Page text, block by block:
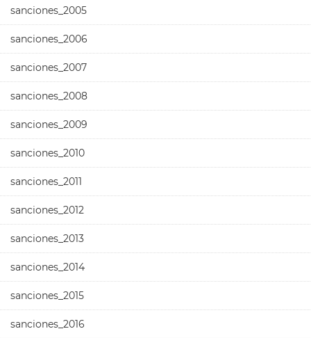
sanciones_2005
sanciones_2006
sanciones_2007
sanciones_2008
sanciones_2009
sanciones_2010
sanciones_2011
sanciones_2012
sanciones_2013
sanciones_2014
sanciones_2015
sanciones_2016